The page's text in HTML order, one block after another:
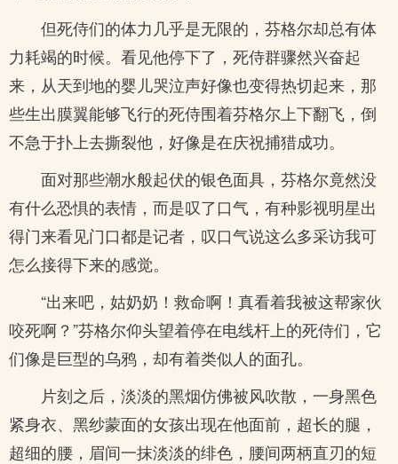
但死侍们的体力几乎是无限的，芬格尔却总有体
力耗竭的时候。看见他停下了，死侍群骤然兴奋起
来，从天到地的婴儿哭泣声好像也变得热切起来，那
些生出膜翼能够飞行的死侍围着芬格尔上下翻飞，倒
不急于扑上去撕裂他，好像是在庆祝捕猎成功。
面对那些潮水般起伏的银色面具，芬格尔竟然没
有什么恐惧的表情，而是叹了口气，有种影视明星出
得门来看见门口都是记者，叹口气说这么多采访我可
怎么接得下来的感觉。
“出来吧，姑奶奶！救命啊！真看着我被这帮家伙
咬死啊？”芬格尔仰头望着停在电线杆上的死侍们，它
们像是巨型的乌鸦，却有着类似人的面孔。
片刻之后，淡淡的黑烟仿佛被风吹散，一身黑色
紧身衣、黑纱蒙面的女孩出现在他面前，超长的腿，
超细的腰，眉间一抹淡淡的绯色，腰间两柄直刃的短